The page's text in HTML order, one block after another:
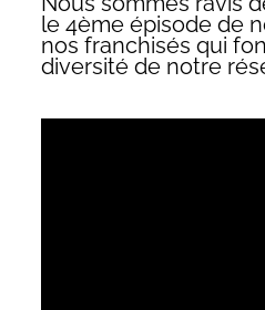
le 4ème épisode de
nos franchisés qui
diversité de notre